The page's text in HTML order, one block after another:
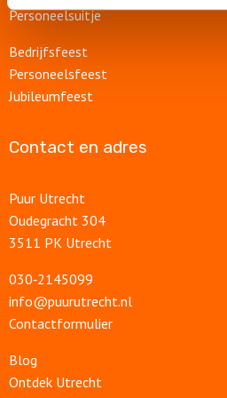
Personeelsuitje
Bedrijfsfeest
Personeelsfeest
Jubileumfeest
Contact en adres
Puur Utrecht
Oudegracht 304
3511 PK Utrecht
030‑2145099
info@puurutrecht.nl
Contactformulier
Blog
Ontdek Utrecht